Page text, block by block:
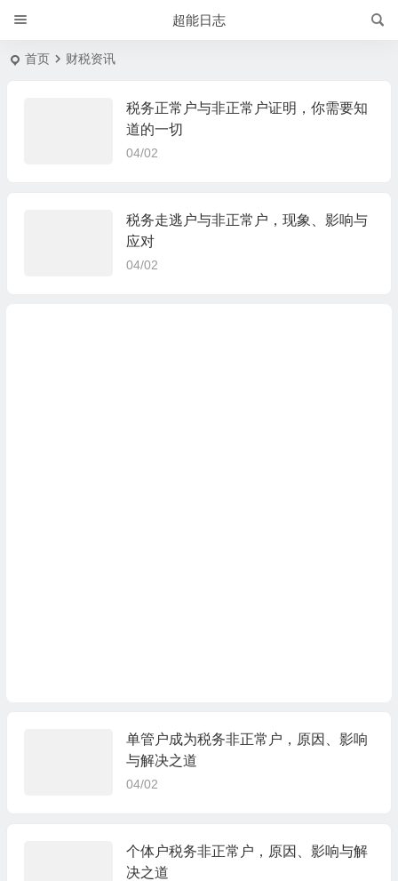
超能日志
首页 财税资讯
税务正常户与非正常户证明，你需要知
道的一切
04/02
税务走逃户与非正常户，现象、影响与
应对
04/02
单管户成为税务非正常户，原因、影响
与解决之道
04/02
个体户税务非正常户，原因、影响与解
决之道